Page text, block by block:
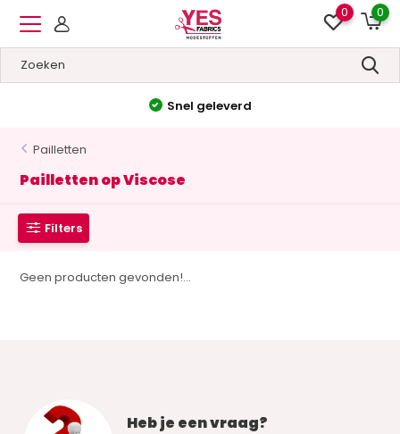
0 0
Snel geleverd
Pailletten
Pailletten op Viscose
Filters
Geen producten gevonden!...
Heb je een vraag?